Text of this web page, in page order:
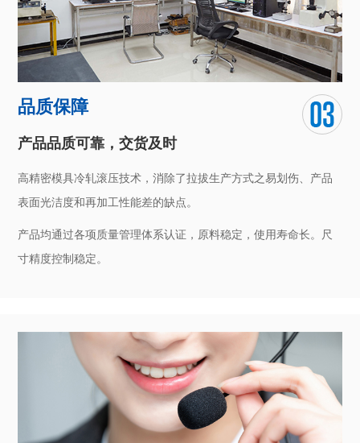
品质保障
产品品质可靠，交货及时
高精密模具冷轧滚压技术，消除了拉拔生产方式之易划伤、产品
表面光洁度和再加工性能差的缺点。
产品均通过各项质量管理体系认证，原料稳定，使用寿命长。尺
寸精度控制稳定。